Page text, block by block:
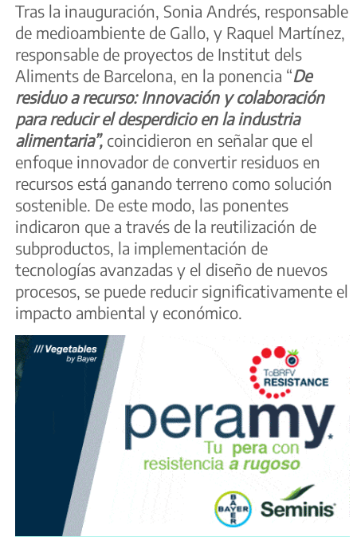
Tras la inauguración, Sonia Andrés, responsable
de medioambiente de Gallo, y Raquel Martínez,
responsable de proyectos de Institut dels
Aliments de Barcelona, en la ponencia “De
residuo a recurso: Innovación y colaboración
para reducir el desperdicio en la industria
alimentaria”, coincidieron en señalar que el
enfoque innovador de convertir residuos en
recursos está ganando terreno como solución
sostenible. De este modo, las ponentes
indicaron que a través de la reutilización de
subproductos, la implementación de
tecnologías avanzadas y el diseño de nuevos
procesos, se puede reducir significativamente el
impacto ambiental y económico.